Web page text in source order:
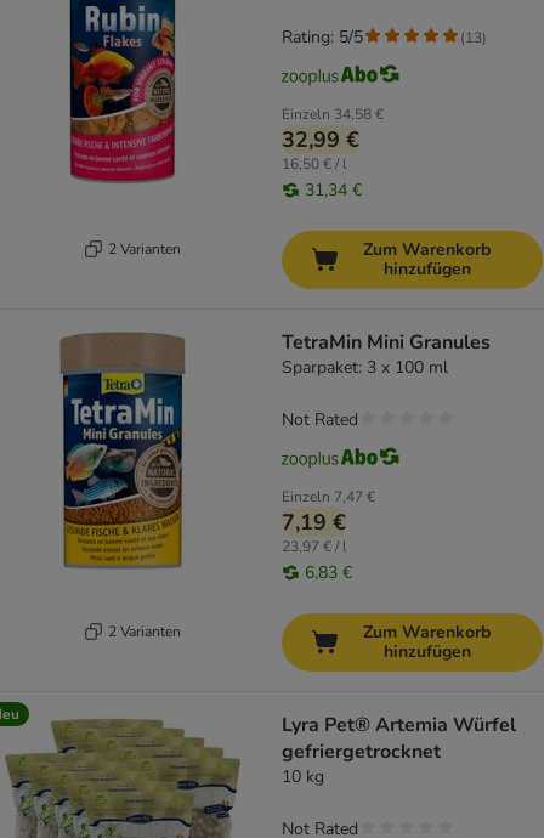
2 Varianten
Einzeln 34,58 €
32,99 €
16,50 € / l
31,34 €
Rating: 5/5 (13)
Zum Warenkorb
hinzufügen
2 Varianten
TetraMin Mini Granules
Sparpaket: 3 x 100 ml
Einzeln 7,47 €
7,19 €
23,97 € / l
6,83 €
Not Rated
Zum Warenkorb
hinzufügen
Lyra Pet® Artemia Würfel
gefriergetrocknet
10 kg
Not Rated